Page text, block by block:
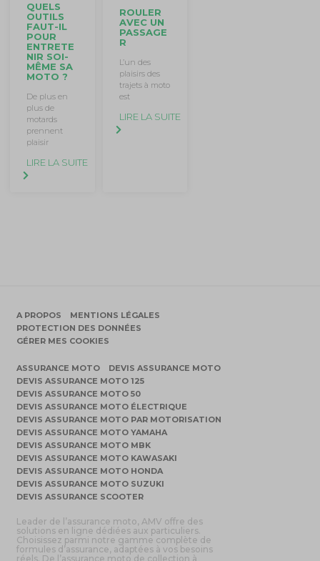
QUELS
OUTILS
FAUT-IL
POUR
ENTRETE
NIR SOI-
MÊME SA
MOTO ?
De plus en
plus de
motards
prennent
plaisir
LIRE LA SUITE
ROULER
AVEC UN
PASSAGE
R
L’un des
plaisirs des
trajets à moto
est
LIRE LA SUITE
A PROPOS
MENTIONS LÉGALES
PROTECTION DES DONNÉES
GÉRER MES COOKIES
ASSURANCE MOTO
DEVIS ASSURANCE MOTO
DEVIS ASSURANCE MOTO 125
DEVIS ASSURANCE MOTO 50
DEVIS ASSURANCE MOTO ÉLECTRIQUE
DEVIS ASSURANCE MOTO PAR MOTORISATION
DEVIS ASSURANCE MOTO YAMAHA
DEVIS ASSURANCE MOTO MBK
DEVIS ASSURANCE MOTO KAWASAKI
DEVIS ASSURANCE MOTO HONDA
DEVIS ASSURANCE MOTO SUZUKI
DEVIS ASSURANCE SCOOTER
Leader de l’assurance moto, AMV offre des
solutions en ligne dédiées aux particuliers.
Choisissez parmi notre gamme complète de
formules d’assurance, adaptées à vos besoins
réels. De l’assurance moto de collection à